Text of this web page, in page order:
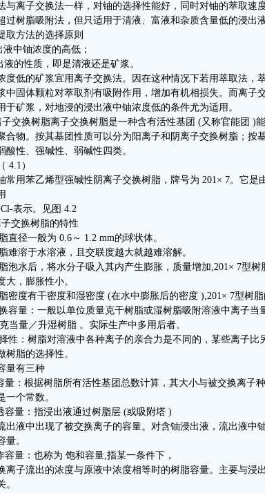
与离子交换法一样，对铀的选择性能好，同时对铀的萃取速
过树脂吸附法，但只适用于清液、富液和杂质含量低的浸出液
取方法的选择原则
液中铀浓度的高低；
液的性质，即是清液还是矿浆。
度低的矿浆宜用离子交换法。因在这种情况下若用萃取法，
中固体颗粒对萃取剂有吸附作用，增加有机相损失。而离子
于矿浆，对地浸的浸出液中铀浓度低的条件尤为适用。
子交换树脂离子交换树脂是一种含有活性基团 (又称官能团 )
合物。按其基团性质可以分为阳离子和阴离子交换树脂；按
酸性、强碱性、弱碱性四类。
4.1）
常用苯乙烯型强碱性阴离子交换树脂，牌号为 201× 7。它是
表示。见图 4.2
子交换树脂的特性
直径一般为 0.6～ 1.2 mm的球状体。
难溶于水溶液，且交联度越大就越难溶解。
泡水后，将水分子吸入其内产生膨胀，质量增加,201× 7型树
大，膨胀性小。
密度有干密度和湿密度 (在水中膨胀后的密度 ),201× 7型树
容量：一般以单位质量克干树脂或湿树脂吸附溶液中离子当
当量／升湿树脂 。实际生产中多用后者。
性：树脂对溶液中各种离子的亲合力是不同的，某些离子比
树脂的选择性。
量有三种
量：根据树脂所有活性基团总数计算，其大小与被交换离子
一个常数。
容量：指浸出液通过树脂层 (或吸附塔 )
出液中出现了被交换离子的容量。对含铀浸出液，流出液中
量。
容量：也称为 饱和容量,指某一条件下，
离子流出的浓度与原液中浓度相等时的树脂容量。主要与浸
。